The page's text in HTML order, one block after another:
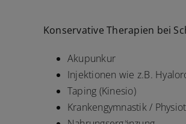
Konservative Therapien bei
Akupunkur
Injektionen wie z.B.
Taping (Kinesio)
Krankengymnastik /